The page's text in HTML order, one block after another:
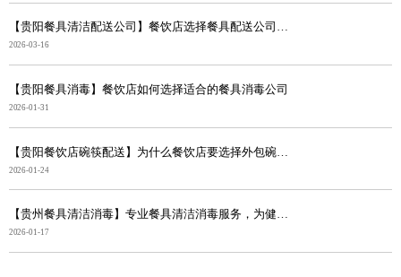
【贵阳餐具清洁配送公司】餐饮店选择餐具配送公司的好处
2026-03-16
【贵阳餐具消毒】餐饮店如何选择适合的餐具消毒公司
2026-01-31
2026-01-24
【贵州餐具清洁消毒】专业餐具清洁消毒服务，为健康筑牢...
2026-01-17